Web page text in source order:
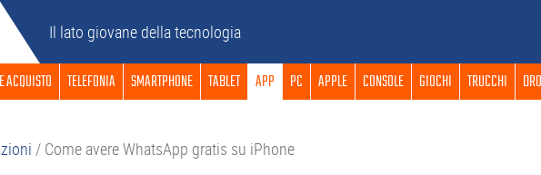
Il lato giovane della tecnologia
ACQUISTO TELEFONIA SMARTPHONE TABLET APP PC APPLE CONSOLE GIOCHI TRUCCHI
/ Come avere WhatsApp gratis su iPhone